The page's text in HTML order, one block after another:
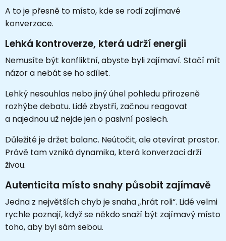
A to je přesně to místo, kde se rodí zajímavé
konverzace.
Lehká kontroverze, která udrží energii
Nemusíte být konfliktní, abyste byli zajímaví. Stačí mít
názor a nebát se ho sdílet.
Lehký nesouhlas nebo jiný úhel pohledu přirozeně
rozhýbe debatu. Lidé zbystří, začnou reagovat
a najednou už nejde jen o pasivní poslech.
Důležité je držet balanc. Neútočit, ale otevírat prostor.
Právě tam vzniká dynamika, která konverzaci drží
živou.
Autenticita místo snahy působit zajímavě
Jedna z největších chyb je snaha „hrát roli“. Lidé velmi
rychle poznají, když se někdo snaží být zajímavý místo
toho, aby byl sám sebou.